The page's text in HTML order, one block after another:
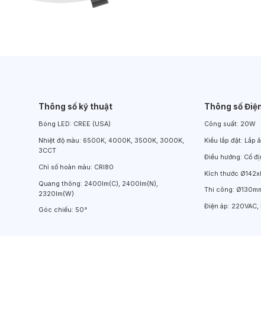
Thông số kỹ thuật
Bóng LED: CREE (USA)
Nhiệt độ màu: 6500K, 4000K, 3500K, 3000K,
3CCT
Chỉ số hoàn màu: CRI80
Quang thông: 2400lm(C), 2400lm(N),
2320lm(W)
Góc chiếu: 50°
Thông số
Công suất: 20W
Kiểu lắp đặt: Lắp
Điều hướng: Cố
Kích thước
Thi công:
Điện áp: 220VAC,